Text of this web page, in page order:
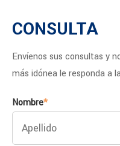
CONSULTA
Envíenos sus consultas y
más idónea le responda a
Nombre*